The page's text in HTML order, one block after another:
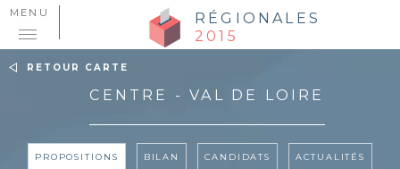
MENU
RÉGIONALES
2015
RETOUR CARTE
CENTRE - VAL DE LOIRE
PROPOSITIONS BILAN CANDIDATS ACTUALITÉS